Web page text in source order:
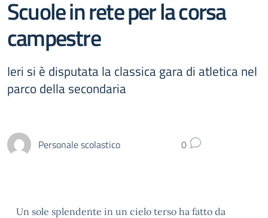
Scuole in rete per la corsa
campestre
Ieri si è disputata la classica gara di atletica nel
parco della secondaria
Personale scolastico 0
Un sole splendente in un cielo terso ha fatto da